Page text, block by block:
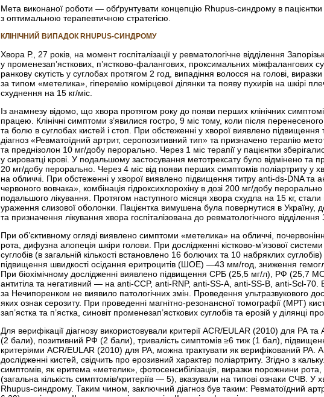
Мета виконаної роботи — обґрунтувати концепцію Rhupus-синдрому в
з оптимальною терапевтичною стратегією.
КЛІНІЧНИЙ ВИПАДОК RHUPUS-СИНДРОМУ
Хвора Р., 27 років, на момент госпіталізації у ревматологічне відділення
у променезап’ясткових, п’ястково-фалангових, проксимальних міжфалангових
ранкову скутість у суглобах протягом 2 год, випадіння волосся на голові,
за типом «метелика», гіперемію комірцевої ділянки та появу пухирів на шкірі
схуднення на 15 кг/міс.
Із анамнезу відомо, що хвора протягом року до появи перших клінічних
працею. Клінічні симптоми з’явилися гостро, 9 міс тому, коли після
та болю в суглобах кистей і стоп. При обстеженні у хворої виявлено
діагноз «Ревматоїдний артрит, серопозитивний тип» та призначено терапію
та преднізолон 10 мг/добу перорально. Через 1 міс терапії у пацієнтки
у сироватці крові. У подальшому застосування метотрексату було відмінено та
20 мг/добу перорально. Через 4 міс від появи перших симптомів поліартриту у
на обличчі. При обстеженні у хворої виявлено підвищення титру anti-ds-DNA та
червоного вовчака», комбінація гідроксихлорохіну в дозі 200 мг/добу
подальшого лікування. Протягом наступного місяця хвора схудла на 15 кг,
ураження слизової оболонки. Пацієнтка вимушена була повернутися в Україну,
та призначення лікування хвора госпіталізована до ревматологічного відділення
При об’єктивному огляді виявлено симптоми «метелика» на обличчі,
рота, дифузна алопеція шкіри голови. При дослідженні кістково-м’язової
суглобів (в загальній кількості встановлено 16 болючих та 10 набряклих
підвищення швидкості осідання еритроцитів (ШОЕ) —43 мм/год, зниження
При біохімічному дослідженні виявлено підвищення СРБ (25,5 мг/л), РФ (25,7
антитіла та негативний — на anti-CCP, anti-RNP, anti-SS-A, anti-SS-B, anti-Scl-70.
за Нечипоренком не виявило патологічних змін. Проведення ультразвукового
яких ознак серозиту. При проведенні магнітно-резонансної томографії (МРТ)
зап’ястка та п’ястка, синовіт променезап’ясткових суглобів та ерозій у ділянці
Для верифікації діагнозу використовували критерії ACR/EULAR (2010) для РА
(2 бали), позитивний РФ (2 бали), тривалість симптомів ≥6 тиж (1 бал),
критеріями ACR/EULAR (2010) для РА, можна трактувати як верифікований РА.
дослідженні кистей, свідчить про ерозивний характер поліартриту. Згідно з
симптомів, як еритема «метелик», фотосенсибілізація, виразки порожнини рота,
(загальна кількість симптомів/критеріїв — 5), вказували на типові ознаки СЧВ.
Rhupus-синдрому. Таким чином, заключний діагноз був таким: Ревматоїдний